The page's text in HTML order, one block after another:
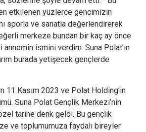
etkilenen yüzlerce gencimizin
sporla ve sanatla değerlendirerek
merkeze bundan bir kaç ay önce
ismini verdim. Suna Polat’ın
burada yetişecek gençlerde
11 Kasım 2023 ve Polat Holding’in
Suna Polat Gençlik Merkezi’nin
tarihe denk geldi. Bu gençlik
ve toplumumuza faydalı bireyler